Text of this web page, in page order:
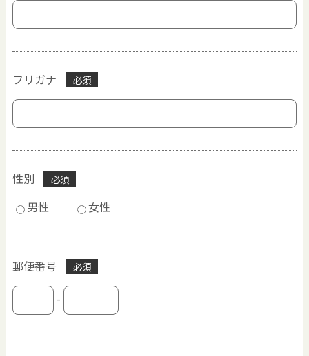
フリガナ 必須
性別 必須
男性 女性
郵便番号 必須
-